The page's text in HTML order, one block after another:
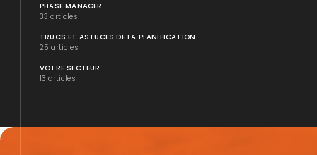
PHASE MANAGER
33 articles
TRUCS ET ASTUCES DE LA PLANIFICATION
25 articles
VOTRE SECTEUR
13 articles